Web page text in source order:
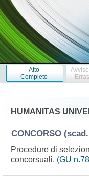
Atto
Completo
HUMANITAS
CONCORSO
Procedure di
concorsuali. (GU